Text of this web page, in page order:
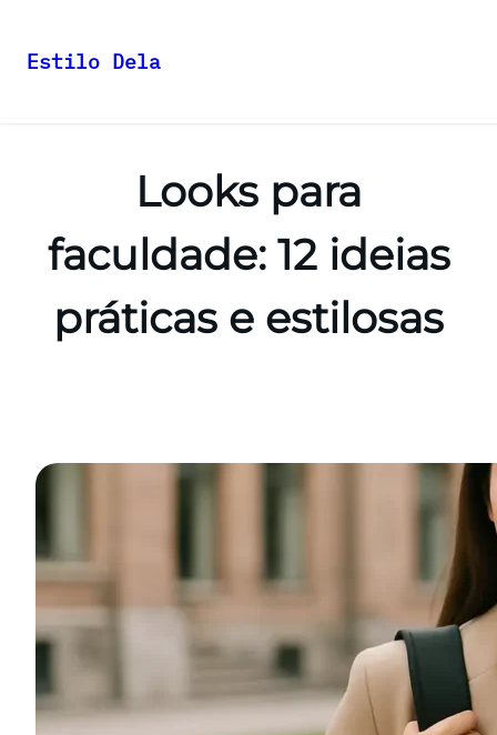
Estilo Dela
Looks para
faculdade: 12 ideias
práticas e estilosas